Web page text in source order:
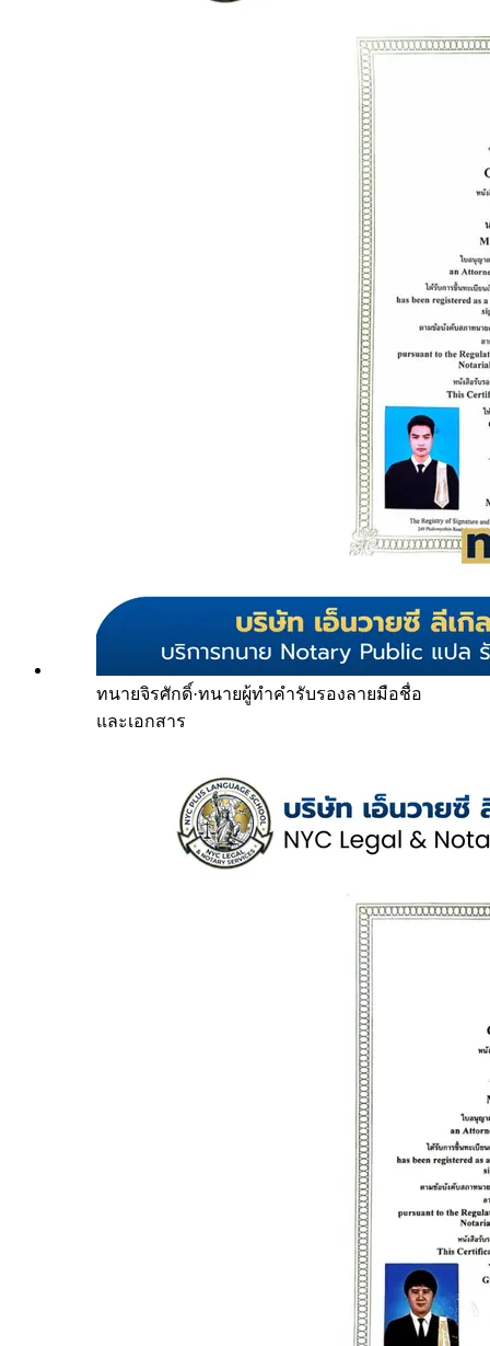
ทนายจิรศักดิ์·ทนายผู้ทำคำรับรองลายมือชื่อ
และเอกสาร